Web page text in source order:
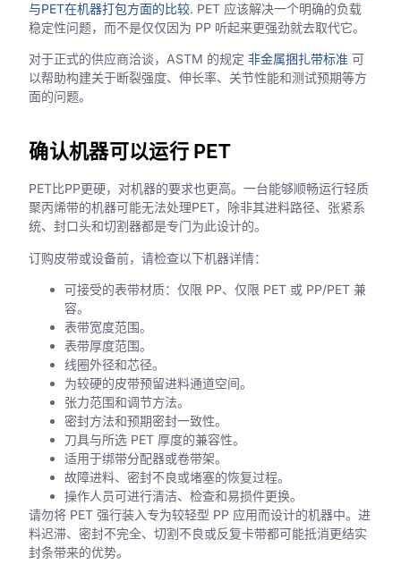
与PET在机器打包方面的比较. PET 应该解决一个明确的负载
稳定性问题，而不是仅仅因为 PP 听起来更强劲就去取代它。
对于正式的供应商洽谈，ASTM 的规定非金属捆扎带标准 可
以帮助构建关于断裂强度、伸长率、关节性能和测试预期等方
面的问题。
确认机器可以运行 PET
PET比PP更硬，对机器的要求也更高。一台能够顺畅运行轻质
聚丙烯带的机器可能无法处理PET，除非其进料路径、张紧系
统、封口头和切割器都是专门为此设计的。
订购皮带或设备前，请检查以下机器详情：
可接受的表带材质：仅限 PP、仅限 PET 或 PP/PET 兼
容。
表带宽度范围。
表带厚度范围。
线圈外径和芯径。
为较硬的皮带预留进料通道空间。
张力范围和调节方法。
密封方法和预期密封一致性。
刀具与所选 PET 厚度的兼容性。
适用于绑带分配器或卷带架。
故障进料、密封不良或堵塞的恢复过程。
操作人员可进行清洁、检查和易损件更换。
请勿将 PET 强行装入专为较轻型 PP 应用而设计的机器中。进
料迟滞、密封不完全、切割不良或反复卡带都可能抵消更结实
封条带来的优势。